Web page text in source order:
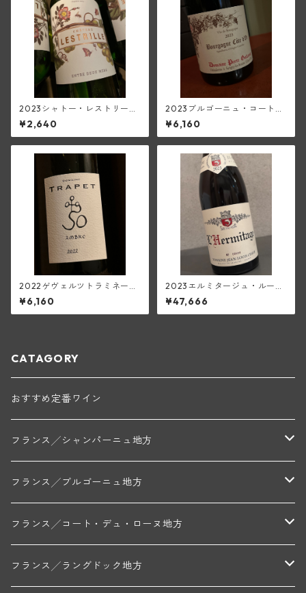
2023シャトー・レストリー
ユ・ブラン(アントル・ドゥ
ー・メール)
¥2,640
2023ブルゴーニュ・コート・
ドール・ピノ・ノワール(ピエ
ール・ギユモ)
¥6,160
2022ゲヴェルツトラミネー
ル・マセレ・アンブル・オラ
ンジュ(トラペ)
¥6,160
2023エルミタージュ・ルージ
ュ(ジャン・ルイ・シャーヴ)
¥47,666
CATAGORY
おすすめ定番ワイン
フランス╱シャンパーニュ地方
モンターニュ・ド・ランス
トリシェ・ディディエ
コート・デ・ブラン
ミッシェル・ジュネ
フランス╱ブルゴーニュ地方
シャブリ地区
プティ・ポンティニィ(シャブリ)
コート・ド・ニュイ地区
フランス╱コート・デュ・ローヌ地方
北部地区
フランス╱ラングドック地方